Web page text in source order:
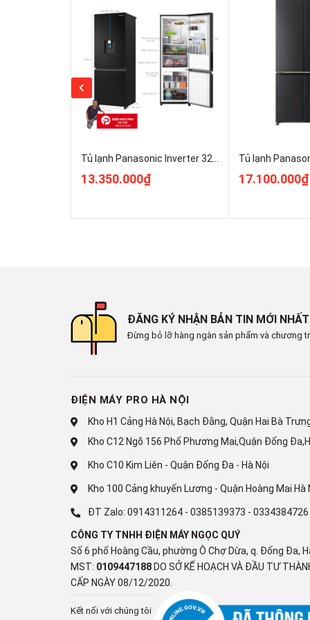
Tính năng khác
Bảo quản thịt cá không cần rã đông, Inverter
Ngăn chứa
Ngăn rau quả
Có
Khay đá
Có
Thống số kĩ thuật
Mặt Kính
Xuất Xứ & Bảo Hành
Hãng sản xuất
Panasonic (Thương hiệu: Nhật Bản)
Việt Nam
Bảo hành
24 tháng
Tủ Lạnh Panasonic Inverter 420 Lít NR-
Tủ lạnh Panasonic Inverter 325 lít NR-BV361GPKV ĐIện Máy Pro Giá Rẻ Nhất
13.350.000₫ 17.100.000₫
ĐĂNG KÝ NHẬN BẢN TIN MỚI NHẤT
Đừng bỏ lỡ hàng ngàn sản phẩm và chương
ĐIỆN MÁY PRO HÀ NỘI
Kho H1 Cảng Hà Nội, Bạch Đằng, Quận Hai Bà
Kho C12 Ngõ 156 Phố Phương Mai,Quận Đống
Kho C10 Kim Liên - Quận Đống Đa - Hà Nội
Kho 100 Cảng khuyến Lương - Quận Hoàng Mai Hà
ĐT Zalo: 0914311264 - 0385139373 - 0334384726
CÔNG TY TNHH ĐIỆN MÁY NGỌC QUÝ
Số 6 phố Hoàng Cầu, phường Ô Chợ Dừa, q. Đống Đa,
MST: 0109447188DO SỞ KẾ HOẠCH VÀ ĐẦU TƯ
CẤP NGÀY 08/12/2020.
Kết nối với chúng tôi